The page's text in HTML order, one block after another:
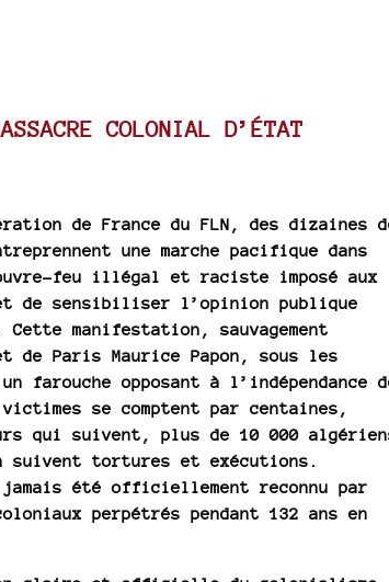
COLONIAL D’ÉTAT
de France du FLN, des dizaines
une marche pacifique dans
feu illégal et raciste imposé aux
de sensibiliser l’opinion publique
manifestation, sauvagement
Paris Maurice Papon, sous les
farouche opposant à l’indépendance
se comptent par centaines,
qui suivent, plus de 10 000
suivent tortures et exécutions.
été officiellement reconnu par
perpétrés pendant 132 ans en